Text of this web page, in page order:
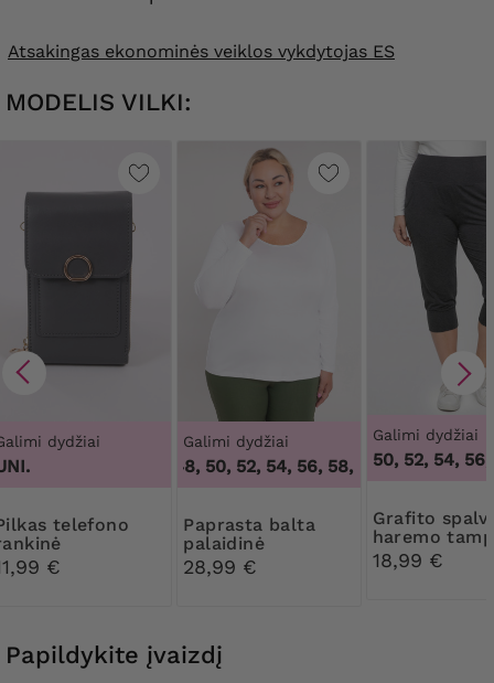
Atsakingas ekonominės veiklos vykdytojas ES
MODELIS VILKI:
dydžiai
€
Galimi dydžiai
44, 46, 48, 50, 52, 54, 56, 58, 60, 62, 64 ,44,
Paprasta balta
palaidinė
28,99 €
Galimi dydžiai
50, 52, 54,
Grafito spalvos
haremo
18,99 €
Papildykite įvaizdį